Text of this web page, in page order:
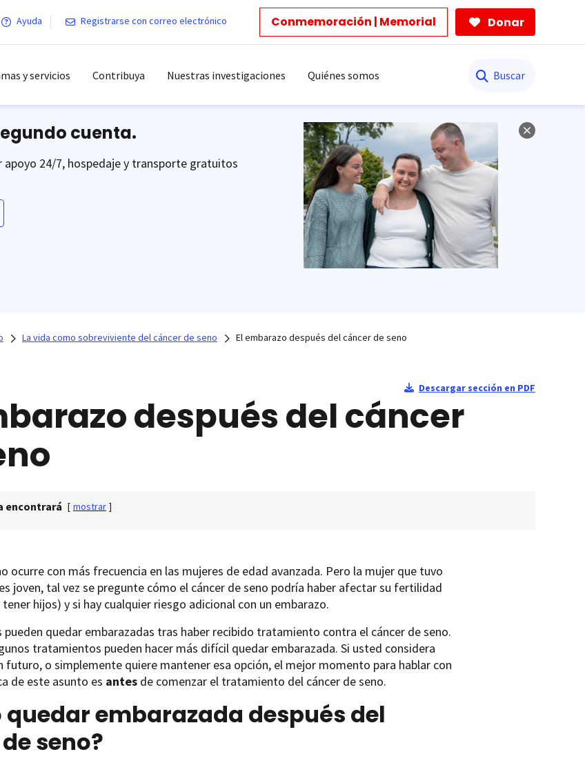
Ayuda Registrarse con correo electrónico Conmemoración | Memorial Donar
y servicios Contribuya Nuestras investigaciones Quiénes somos
cuenta.
24/7, hospedaje y transporte gratuitos
La vida como sobreviviente del cáncer de seno El embarazo después del cáncer de seno
Descargar sección en PDF
después del cáncer
encontrará [ mostrar ]
ocurre con más frecuencia en las mujeres de edad avanzada. Pero la mujer que tuvo
joven, tal vez se pregunte cómo el cáncer de seno podría haber afectar su fertilidad
hijos) y si hay cualquier riesgo adicional con un embarazo.
pueden quedar embarazadas tras haber recibido tratamiento contra el cáncer de seno.
tratamientos pueden hacer más difícil quedar embarazada. Si usted considera
futuro, o simplemente quiere mantener esa opción, el mejor momento para hablar con
de este asunto es antes de comenzar el tratamiento del cáncer de seno.
quedar embarazada después del
seno?